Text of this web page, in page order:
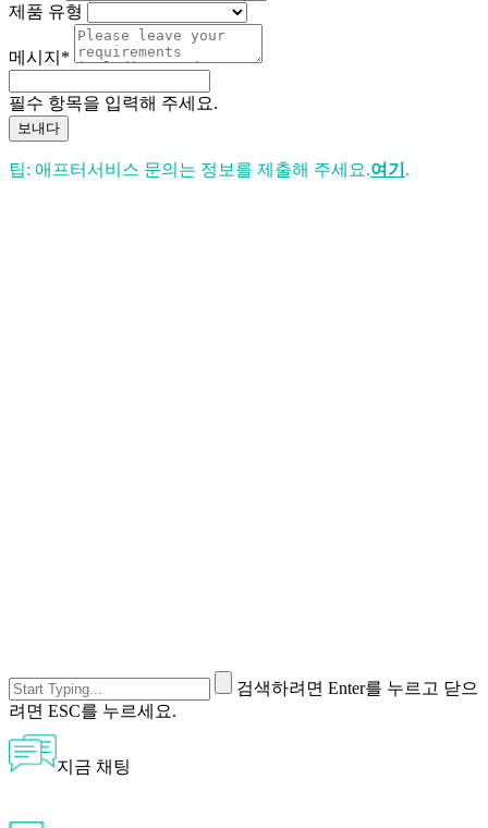
제품 유형
메시지*
필수 항목을 입력해 주세요.
보내다
팁: 애프터서비스 문의는 정보를 제출해 주세요.여기 .
검색하려면 Enter를 누르고 닫으
려면 ESC를 누르세요.
지금 채팅